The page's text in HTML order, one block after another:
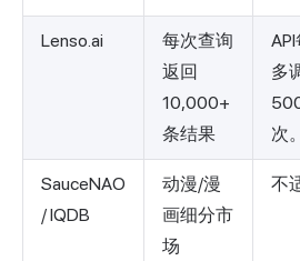
Lenso.ai
每次查询
返回
10,000+
条结果
多
次。
SauceNAO
/ IQDB
动漫/漫
画细分市
场
不